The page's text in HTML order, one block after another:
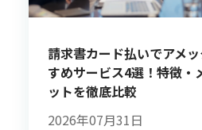
請求書カード払いでアメ
すめサービス4選！特徴・
ットを徹底比較
2026年07月31日